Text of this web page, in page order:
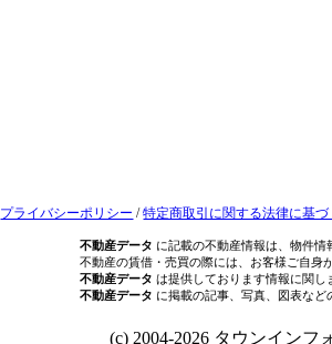
プライバシーポリシー /特定商取引に関する法律に基
不動産データ に記載の不動産情報は、物件
不動産の賃借・売買の際には、お客様ご自身
不動産データ は提供しております情報に関し
不動産データ に掲載の記事、写真、図表な
(c) 2004-2026 タウンインフ